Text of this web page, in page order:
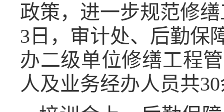
政策，进一步规范修
3 日，审计处、 后勤保
办二级单位修缮工程
人及业务经办人员共30